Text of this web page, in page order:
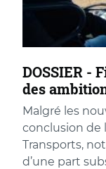
DOSSIER -
des
Malgré les
conclusion de
Transports,
d’une part